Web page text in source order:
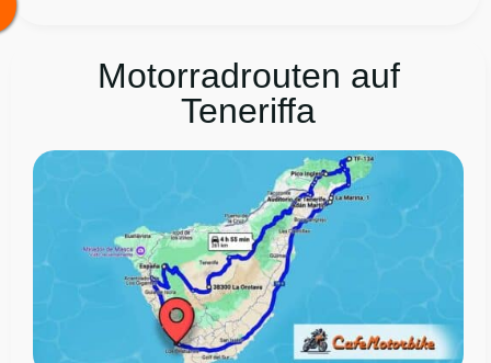
Motorradrouten auf
Teneriffa